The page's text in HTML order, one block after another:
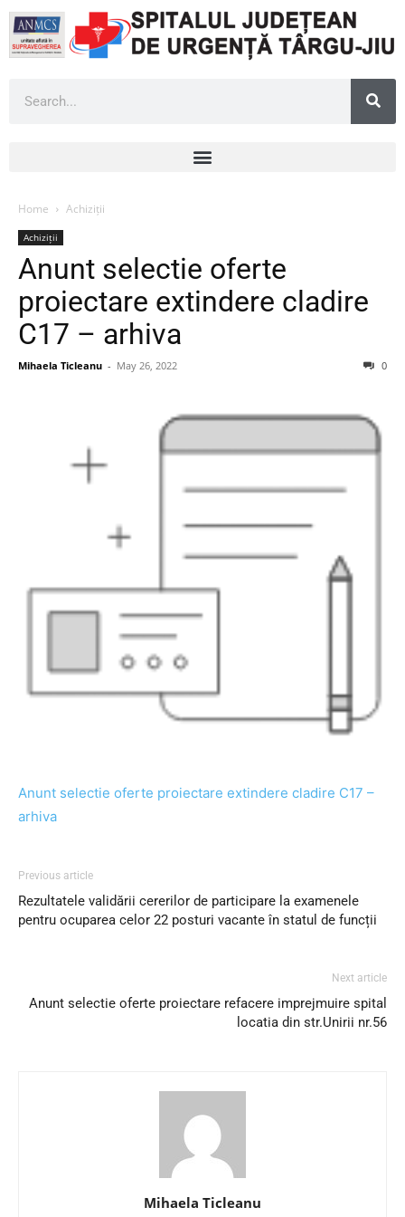
Home Achiziții
Achiziții
Anunt selectie oferte
proiectare extindere cladire
C17 – arhiva
Mihaela Ticleanu - May 26, 2022 0
Anunt selectie oferte proiectare extindere cladire C17 –
arhiva
Previous article
Rezultatele validării cererilor de participare la examenele
pentru ocuparea celor 22 posturi vacante în statul de funcții
Next article
Anunt selectie oferte proiectare refacere imprejmuire spital
locatia din str.Unirii nr.56
Mihaela Ticleanu